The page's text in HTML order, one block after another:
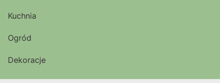
Kuchnia
Ogród
Dekoracje